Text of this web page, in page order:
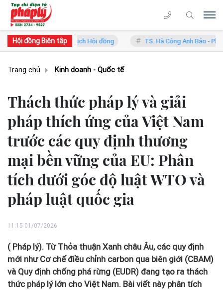
Hội đồng Biên tập
Lý - Phó Chủ tịch Hội đồng TS. Hà Công Anh Bảo - Phó Chủ tịch
Trang chủ Kinh doanh - Quốc tế
Thách thức pháp lý và giải
pháp thích ứng của Việt Nam
trước các quy định thương
mại bền vững của EU: Phân
tích dưới góc độ luật WTO và
pháp luật quốc gia
11:15 01/07/2026
( Pháp lý). Từ Thỏa thuận Xanh châu Âu, các quy định
mới như Cơ chế điều chỉnh carbon qua biên giới (CBAM)
và Quy định chống phá rừng (EUDR) đang tạo ra thách
thức pháp lý lớn cho Việt Nam. Bài viết này phân tích